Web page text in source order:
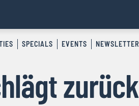
SPECIALS EVENTS NEWSLETTER
zurück